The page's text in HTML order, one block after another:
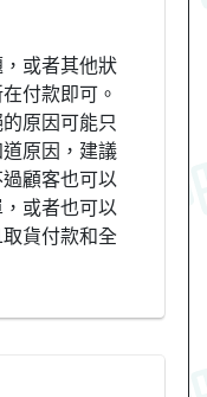
或者其他狀
付款即可。
原因可能只
原因，建議
顧客也可以
或者也可以
貨付款和全